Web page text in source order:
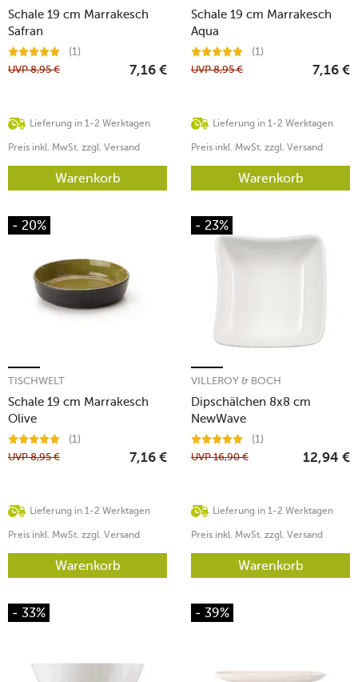
Schale 19 cm Marrakesch
Safran
(1)
Lieferung in 1-2 Werktagen
UVP8,95 € 7,16 €
Preis inkl. MwSt. zzgl. Versand
Warenkorb
Schale 19 cm Marrakesch
Aqua
(1)
Lieferung in 1-2 Werktagen
UVP8,95 € 7,16 €
Preis inkl. MwSt. zzgl. Versand
Warenkorb
- 20%
Schale 19 cm Marrakesch
Olive
TISCHWELT
(1)
Lieferung in 1-2 Werktagen
UVP8,95 € 7,16 €
Preis inkl. MwSt. zzgl. Versand
Warenkorb
- 23%
Dipschälchen 8x8 cm
NewWave
VILLEROY & BOCH
(1)
Lieferung in 1-2 Werktagen
UVP16,90 € 12,94 €
Preis inkl. MwSt. zzgl. Versand
Warenkorb
- 33% - 39%